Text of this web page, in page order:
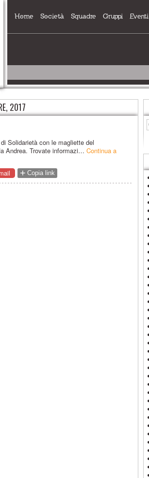
Home Società Squadre Gruppi Eventi
2017
Solidarietà con le magliette del
Andrea. Trovate informazi… Continua a
+ Copia link